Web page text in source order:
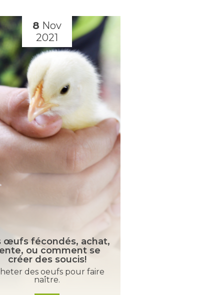
8 Nov
2021
œufs fécondés, achat,
ou comment se
créer des soucis!
des oeufs pour faire
naître.